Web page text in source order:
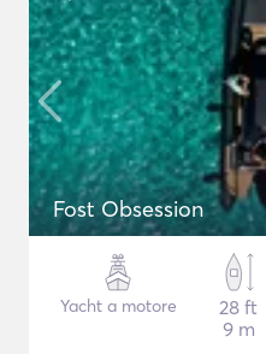
Fost Obsession
Yacht a motore
28 ft
9 m